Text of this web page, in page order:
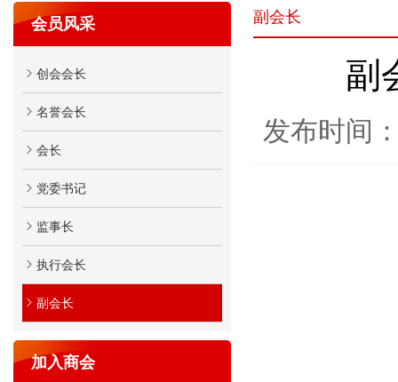
会员风采
创会会长
名誉会长
会长
党委书记
监事长
执行会长
副会长
加入商会
副会长
副
发布时间